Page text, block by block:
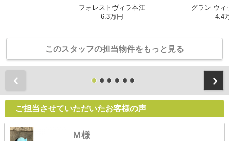
フォレストヴィラ本江
6.3万円
グラン ウィ
4.4
このスタッフの担当物件をもっと見る
ご担当させていただいたお客様の声
Ｍ様